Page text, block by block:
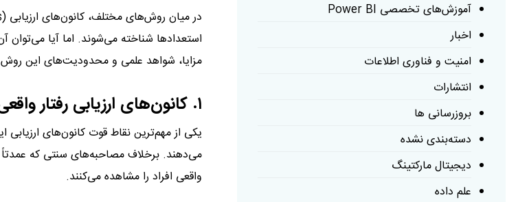
استعدادها شناخته می‌شوند. اما آیا می‌توان
مزایا، شواهد علمی و محدودیت‌های این روش
۱. کانون‌های ارزیابی رفتار واقعی افراد را می‌سنجند، نه صرفاً ادعاهای آن‌ها را
یکی از مهم‌ترین نقاط قوت کانون‌های
می‌دهند. برخلاف مصاحبه‌های سنتی که عمدتاً
واقعی افراد را مشاهده می‌کنند.
آموزش‌های تخصصی Power BI
اخبار
امنیت و فناوری اطلاعات
انتشارات
بروزرسانی ها
دسته‌بندی نشده
دیجیتال مارکتینگ
علم داده